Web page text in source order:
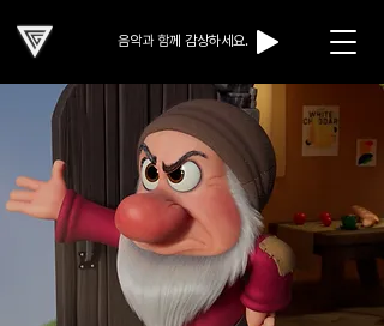
음악과 함께 감상하세요.